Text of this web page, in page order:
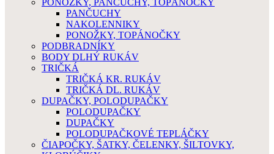
PONOŽKY, PANČUCHY, TOPÁNOČKY
PANČUCHY
NAKOLENNIKY
PONOŽKY, TOPÁNOČKY
PODBRADNÍKY
BODY DLHÝ RUKÁV
TRIČKÁ
TRIČKÁ KR. RUKÁV
TRIČKÁ DL. RUKÁV
DUPAČKY, POLODUPAČKY
POLODUPAČKY
DUPAČKY
POLODUPAČKOVÉ TEPLÁČKY
ČIAPOČKY, ŠATKY, ČELENKY, ŠILTOVKY,